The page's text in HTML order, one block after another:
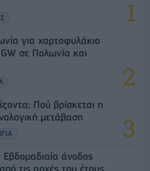
για χαρτοφυλάκιο
σε Πολωνία και
Πού βρίσκεται η
μετάβαση
άνοδος
τις αρχές του έτους